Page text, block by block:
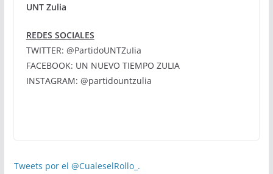
UNT Zulia
REDES SOCIALES
TWITTER: @PartidoUNTZuIia
FACEBOOK: UN NUEVO TIEMPO ZULIA
INSTAGRAM: @partidountzulia
Tweets por el @CualeselRollo_.